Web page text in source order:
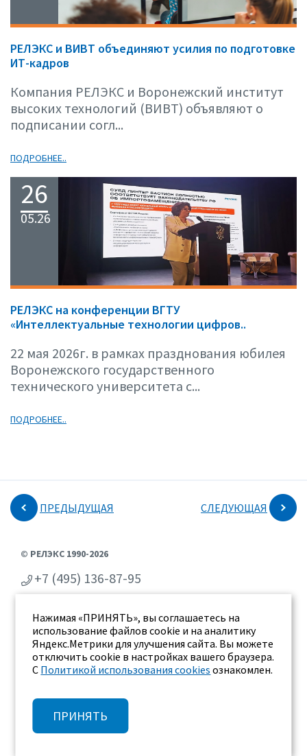
РЕЛЭКС и ВИВТ объединяют усилия по подготовке
ИТ-кадров
Компания РЕЛЭКС и Воронежский институт
высоких технологий (ВИВТ) объявляют о
подписании согл...
ПОДРОБНЕЕ..
26
05.26
РЕЛЭКС на конференции ВГТУ
«Интеллектуальные технологии цифров..
22 мая 2026г. в рамках празднования юбилея
Воронежского государственного
технического университета с...
ПОДРОБНЕЕ..
ПРЕДЫДУЩАЯ СЛЕДУЮЩАЯ
Нажимая «ПРИНЯТЬ», вы соглашаетесь на
использование файлов cookie и на аналитику
Яндекс.Метрики для улучшения сайта. Вы можете
отключить cookie в настройках вашего браузера.
С Политикой использования cookies ознакомлен.
ПРИНЯТЬ
© РЕЛЭКС 1990-2026
+7 (495) 136-87-95
г. Воронеж, ул. Бахметьева 2Б